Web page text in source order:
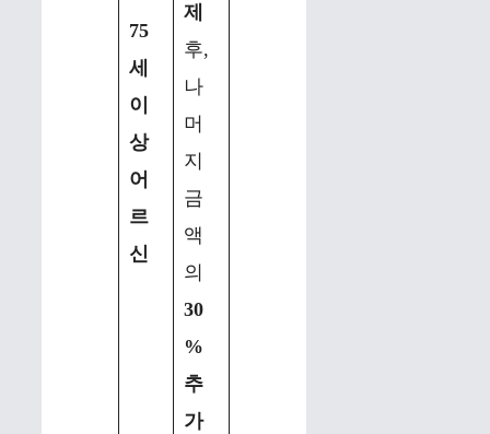
75
세
이
상
어
르
신
제
후,
나
머
지
금
액
의
30
%
추
가